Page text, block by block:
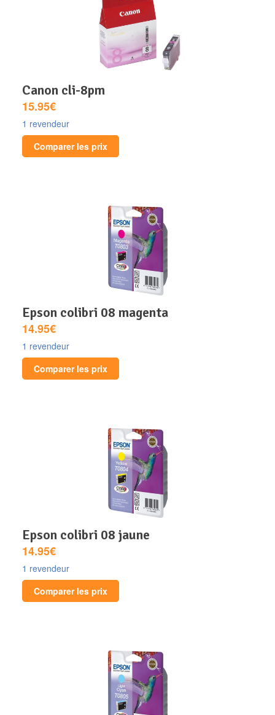
canon cli-8pm
15.95€
1 revendeur
Comparer les prix
epson colibri 08 magenta
14.95€
1 revendeur
Comparer les prix
epson colibri 08 jaune
14.95€
1 revendeur
Comparer les prix